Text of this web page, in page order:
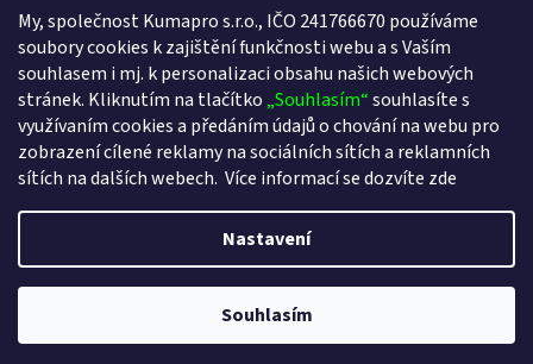
My, společnost Kumapro s.r.o., IČO 241766670 používáme
soubory cookies k zajištění funkčnosti webu a s Vaším
souhlasem i mj. k personalizaci obsahu našich webových
stránek. Kliknutím na tlačítko „Souhlasím“souhlasíte s
využívaním cookies a předáním údajů o chování na webu pro
zobrazení cílené reklamy na sociálních sítích a reklamních
sítích na dalších webech. Více informací se dozvíte zde
Nastavení
Souhlasím
Kontakty
Obchodní podmínky
Podmínky ochrany osobních údajů
Copyright 2026www.detoxikacninaplasti.cz. Všechna práva
Upravit nastavení cookies